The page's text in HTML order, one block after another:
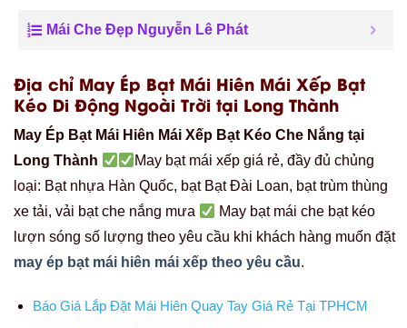
Mái Che Đẹp Nguyễn Lê Phát
Địa chỉ May Ép Bạt Mái Hiên Mái Xếp Bạt
Kéo Di Động Ngoài Trời tại Long Thành
May Ép Bạt Mái Hiên Mái Xếp Bạt Kéo Che Nắng tại
Long Thành
May bạt mái xếp giá rẻ, đầy đủ chủng
loại: Bạt nhựa Hàn Quốc, bạt Bạt Đài Loan, bạt trùm thùng
xe tải, vải bạt che nắng mưa
May bạt mái che bạt kéo
lượn sóng số lượng theo yêu cầu khi khách hàng muốn đặt
may ép bạt mái hiên mái xếp theo yêu cầu.
Báo Giá Lắp Đặt Mái Hiên Quay Tay Giá Rẻ Tại TPHCM